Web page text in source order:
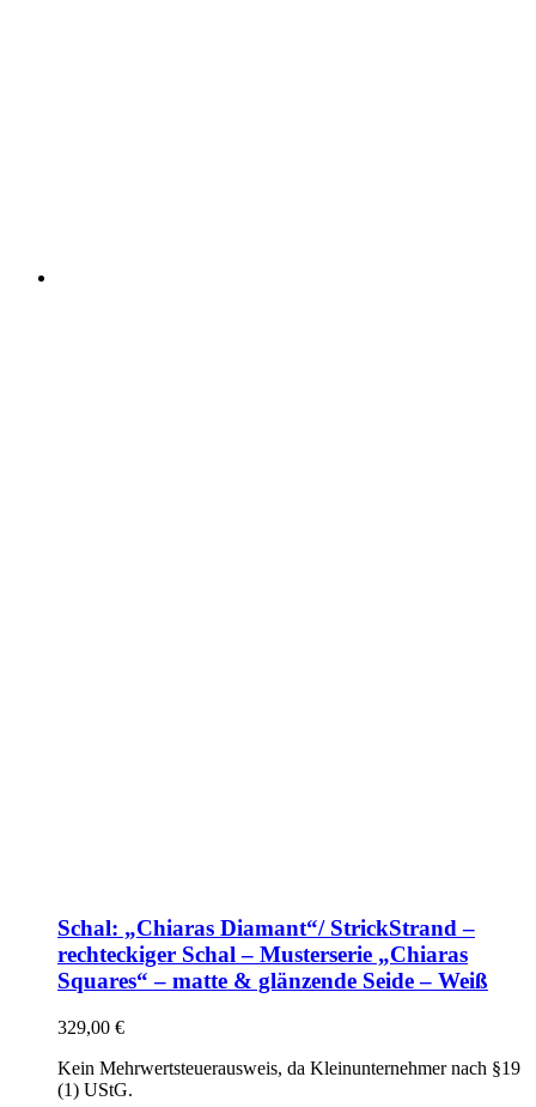
Schal: „Chiaras Diamant“/ StrickStrand –
rechteckiger Schal – Musterserie „Chiaras
Squares“ – matte & glänzende Seide – Weiß
329,00 €
Kein Mehrwertsteuerausweis, da Kleinunternehmer nach §19
(1) UStG.